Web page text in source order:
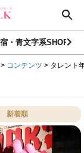
・青文字系SHOP
> コンテンツ > タレント
新着順